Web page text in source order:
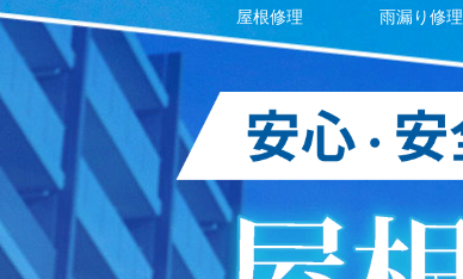
屋根修理 雨漏り修理